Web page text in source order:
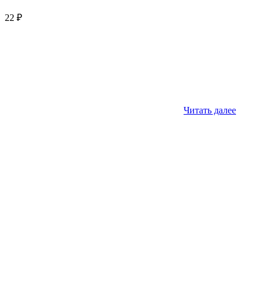
22 ₽
Читать далее